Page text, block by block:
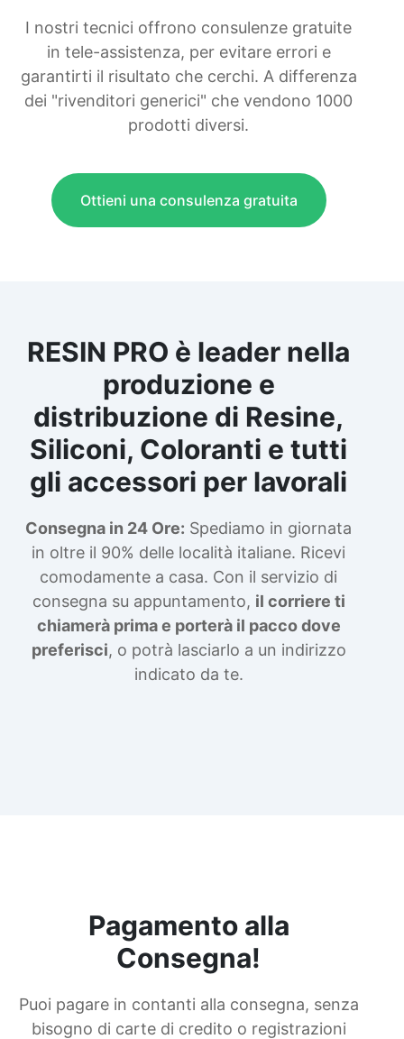
I nostri tecnici offrono consulenze gratuite
in tele-assistenza, per evitare errori e
garantirti il risultato che cerchi. A differenza
dei "rivenditori generici" che vendono 1000
prodotti diversi.
Ottieni una consulenza gratuita
RESIN PRO è leader nella
produzione e
distribuzione di Resine,
Siliconi, Coloranti e tutti
gli accessori per lavorali
Consegna in 24 Ore: Spediamo in giornata
in oltre il 90% delle località italiane. Ricevi
comodamente a casa. Con il servizio di
consegna su appuntamento, il corriere ti
chiamerà prima e porterà il pacco dove
preferisci, o potrà lasciarlo a un indirizzo
indicato da te.
Pagamento alla
Consegna!
Puoi pagare in contanti alla consegna, senza
bisogno di carte di credito o registrazioni